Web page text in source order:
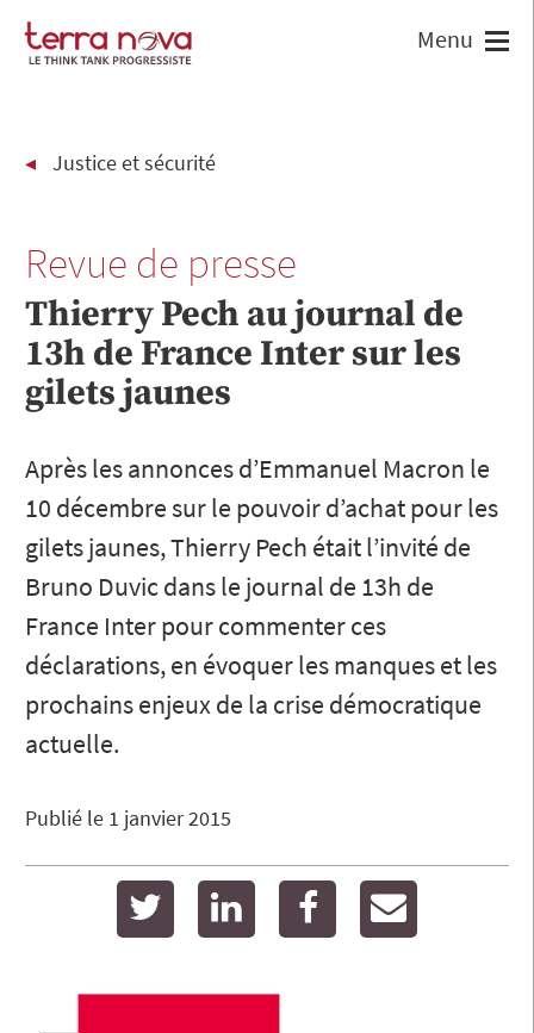
Justice et sécurité
Revue de presse
Thierry Pech au journal de
13h de France Inter sur les
gilets jaunes
Après les annonces d’Emmanuel Macron le
10 décembre sur le pouvoir d’achat pour les
gilets jaunes, Thierry Pech était l’invité de
Bruno Duvic dans le journal de 13h de
France Inter pour commenter ces
déclarations, en évoquer les manques et les
prochains enjeux de la crise démocratique
actuelle.
Publié le 1 janvier 2015
twitter linkedin facebook